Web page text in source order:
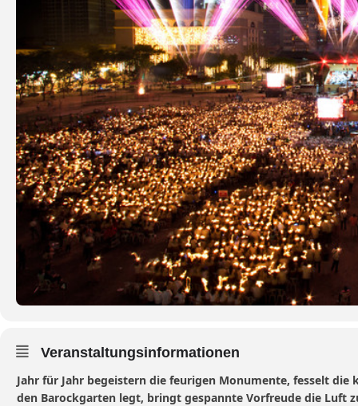
Veranstaltungsinformationen
Jahr für Jahr begeistern die feurigen Monumente, fesselt
den Barockgarten legt, bringt gespannte Vorfreude die Luft